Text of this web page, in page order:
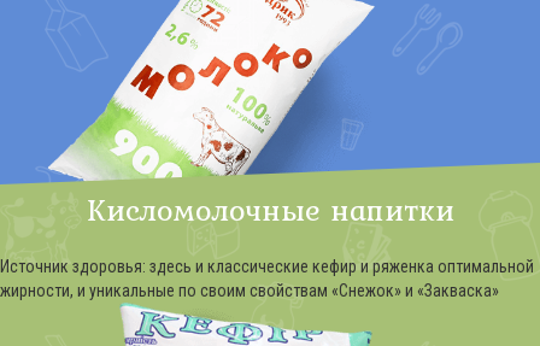
Кисломолочные напитки
Источник здоровья: здесь и классические кефир и ряженка оптимальной
жирности, и уникальные по своим свойствам «Снежок» и «Закваска»